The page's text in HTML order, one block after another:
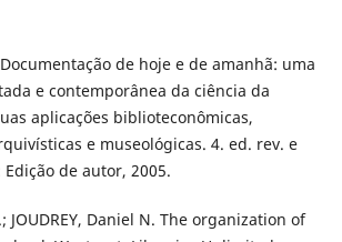
Documentação de hoje e de amanhã: uma
e contemporânea da ciência da
aplicações biblioteconômicas,
e museológicas. 4. ed. rev. e
de autor, 2005.
JOUDREY, Daniel N. The organization of